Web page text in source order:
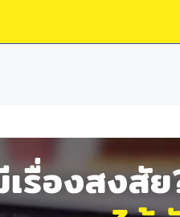
เรื่องสงสั